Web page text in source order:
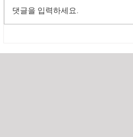
2025년 원가계산 실적
댓글을 입력하세요.